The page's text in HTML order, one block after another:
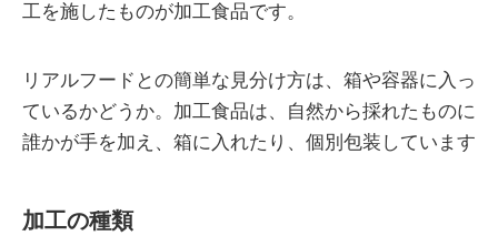
工を施したものが加工食品です。
リアルフードとの簡単な見分け方は、箱や容器に入っ
ているかどうか。加工食品は、自然から採れたものに
誰かが手を加え、箱に入れたり、個別包装しています
加工の種類